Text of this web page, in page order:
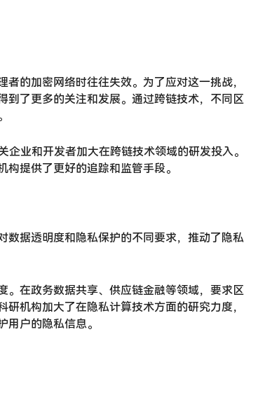
的加密网络时往往失效。为了应对这一挑战，
到了更多的关注和发展。通过跨链技术，不同区
业和开发者加大在跨链技术领域的研发投入。
提供了更好的追踪和监管手段。
数据透明度和隐私保护的不同要求，推动了隐私
。在政务数据共享、供应链金融等领域，要求区
机构加大了在隐私计算技术方面的研究力度，
户的隐私信息。